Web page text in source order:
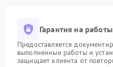
Гарантия на
Предоставляется
выполненные работы и
защищает клиента от